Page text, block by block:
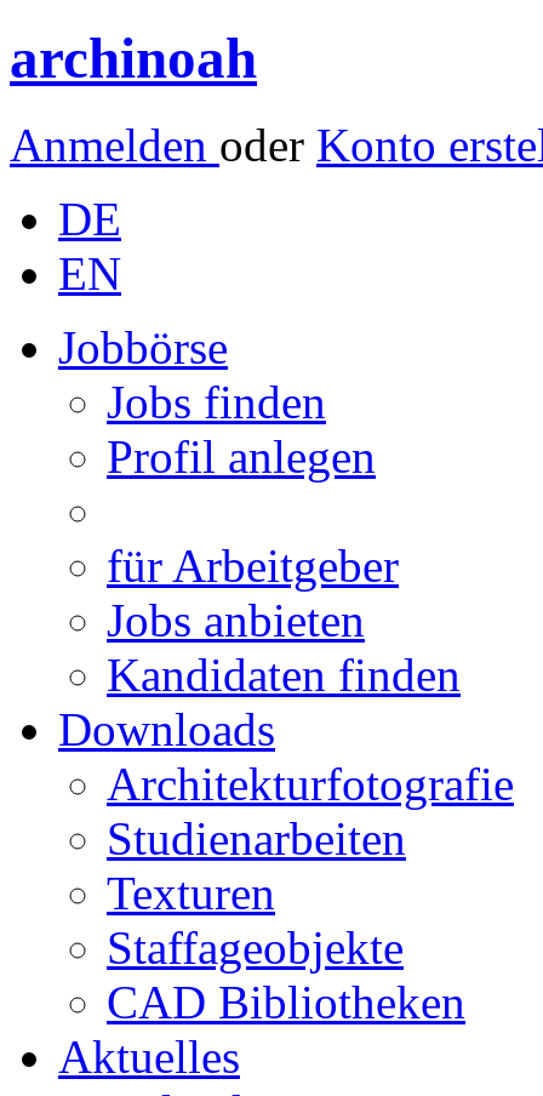
archinoah
Anmelden oder Konto
DE
EN
Jobbörse
Jobs finden
Profil anlegen
für Arbeitgeber
Jobs anbieten
Kandidaten finden
Downloads
Architekturfotografie
Studienarbeiten
Texturen
Staffageobjekte
CAD Bibliotheken
Aktuelles